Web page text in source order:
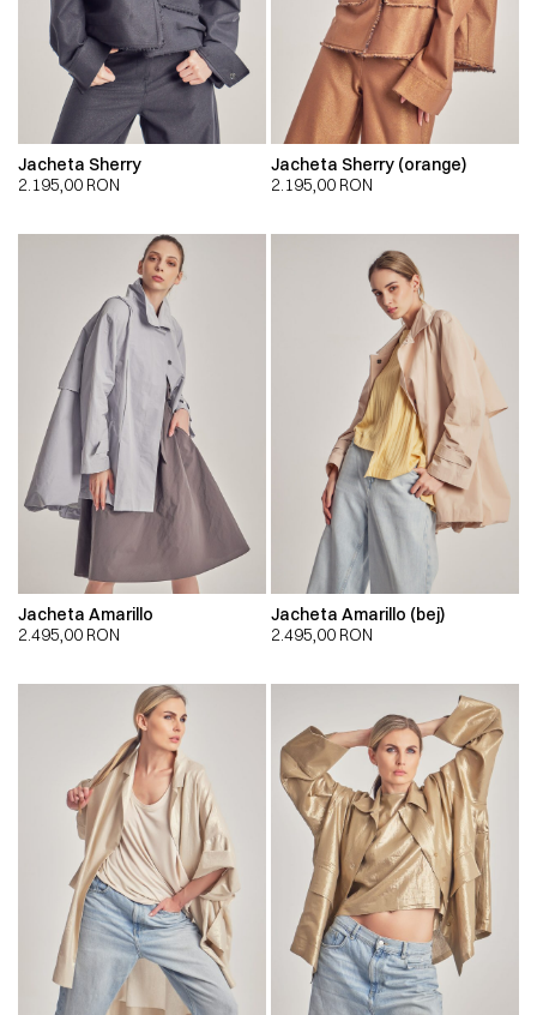
Jacheta Sherry
2.195,00 RON
Jacheta Sherry (orange)
2.195,00 RON
Jacheta Amarillo
2.495,00 RON
Jacheta Amarillo (bej)
2.495,00 RON